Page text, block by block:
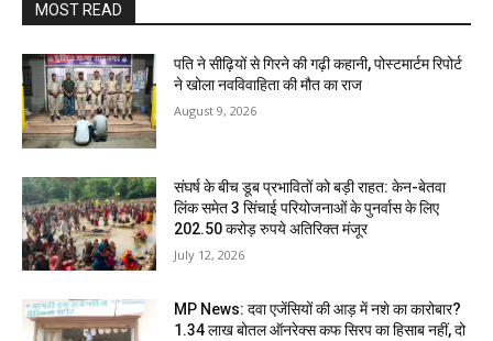
MOST READ
पति ने सीढ़ियों से गिरने की गढ़ी कहानी, पोस्टमार्टम रिपोर्ट
ने खोला नवविवाहिता की मौत का राज
August 9, 2026
संघर्ष के बीच डूब प्रभावितों को बड़ी राहत: केन-बेतवा
लिंक समेत 3 सिंचाई परियोजनाओं के पुनर्वास के लिए
202.50 करोड़ रुपये अतिरिक्त मंजूर
July 12, 2026
MP News: दवा एजेंसियों की आड़ में नशे का कारोबार?
1.34 लाख बोतल ऑनरेक्स कफ सिरप का हिसाब नहीं, दो